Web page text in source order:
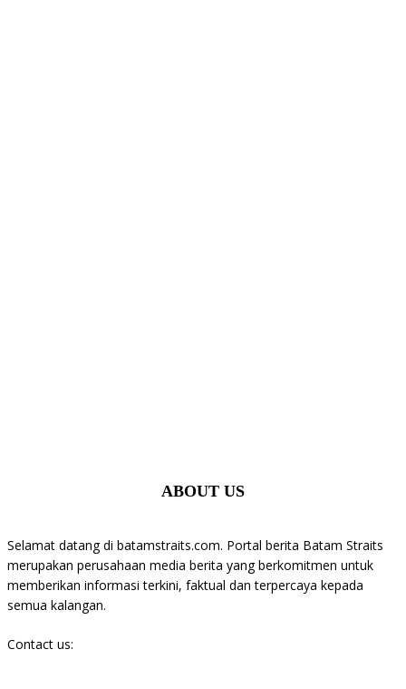
ABOUT US
Selamat datang di batamstraits.com. Portal berita Batam Straits
merupakan perusahaan media berita yang berkomitmen untuk
memberikan informasi terkini, faktual dan terpercaya kepada
semua kalangan.
Contact us: